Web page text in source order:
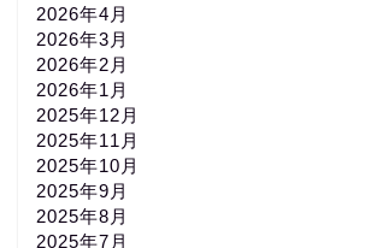
2026年4月
2026年3月
2026年2月
2026年1月
2025年12月
2025年11月
2025年10月
2025年9月
2025年8月
2025年7月